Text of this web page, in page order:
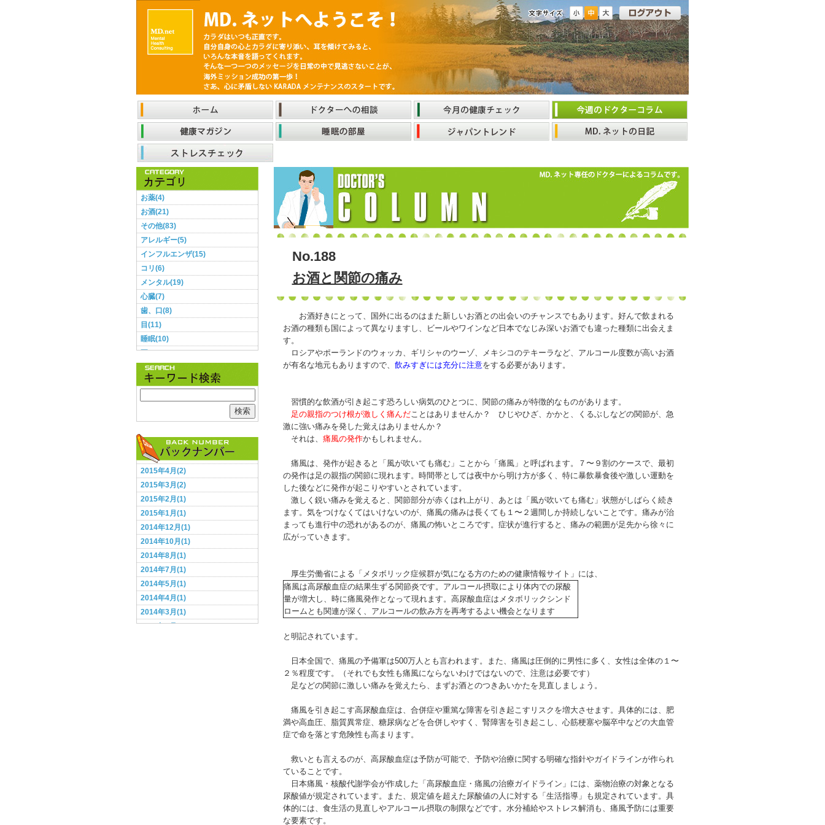
No.188
お酒と関節の痛み
お酒好きにとって、国外に出るのはまた新しいお酒との出会いのチャンスでもあります。好んで飲まれる
お酒の種類も国によって異なりますし、ビールやワインなど日本でなじみ深いお酒でも違った種類に出会えま
す。
ロシアやポーランドのウォッカ、ギリシャのウーゾ、メキシコのテキーラなど、アルコール度数が高いお酒
が有名な地元もありますので、 飲みすぎには充分に注意をする必要があります。
習慣的な飲酒が引き起こす恐ろしい病気のひとつに、関節の痛みが特徴的なものがあります。
足の親指のつけ根が激しく痛んだことはありませんか？ ひじやひざ、かかと、くるぶしなどの関節が、急
激に強い痛みを発した覚えはありませんか？
それは、 痛風の発作かもしれません。
痛風は、発作が起きると「風が吹いても痛む」ことから「痛風」と呼ばれます。７〜９割のケースで、最初
の発作は足の親指の関節に現れます。時間帯としては夜中から明け方が多く、特に暴飲暴食後や激しい運動を
した後などに発作が起こりやすいとされています。
激しく鋭い痛みを覚えると、関節部分が赤くはれ上がり、あとは「風が吹いても痛む」状態がしばらく続き
ます。気をつけなくてはいけないのが、痛風の痛みは長くても１〜２週間しか持続しないことです。痛みが治
まっても進行中の恐れがあるのが、痛風の怖いところです。症状が進行すると、痛みの範囲が足先から徐々に
広がっていきます。
厚生労働省による「メタボリック症候群が気になる方のための健康情報サイト」には、
痛風は高尿酸血症の結果生ずる関節炎です。アルコール摂取により体内での尿酸
量が増大し、時に痛風発作となって現れます。高尿酸血症はメタボリックシンド
ロームとも関連が深く、アルコールの飲み方を再考するよい機会となります
と明記されています。
日本全国で、痛風の予備軍は500万人とも言われます。また、痛風は圧倒的に男性に多く、女性は全体の１〜
２％程度です。（それでも女性も痛風にならないわけではないので、注意は必要です）
足などの関節に激しい痛みを覚えたら、まずお酒とのつきあいかたを見直しましょう。
痛風を引き起こす高尿酸血症は、合併症や重篤な障害を引き起こすリスクを増大させます。具体的には、肥
満や高血圧、脂質異常症、糖尿病などを合併しやすく、腎障害を引き起こし、心筋梗塞や脳卒中などの大血管
症で命を落とす危険性も高まります。
救いとも言えるのが、高尿酸血症は予防が可能で、予防や治療に関する明確な指針やガイドラインが作られ
ていることです。
日本痛風・核酸代謝学会が作成した「高尿酸血症・痛風の治療ガイドライン」には、薬物治療の対象となる
尿酸値が規定されています。また、規定値を超えた尿酸値の人に対する「生活指導」も規定されています。具
体的には、食生活の見直しやアルコール摂取の制限などです。水分補給やストレス解消も、痛風予防には重要
な要素です。
お薬(4)
お酒(21)
その他(83)
アレルギー(5)
インフルエンザ(15)
コリ(6)
メンタル(19)
心臓(7)
歯、口(8)
目(11)
睡眠(10)
耳(3)
肌(9)
肺(2)
脳(12)
腰(5)
血圧(8)
足(5)
頭(13)
食事(28)
鼻(2)
検索
2015年4月(2)
2015年3月(2)
2015年2月(1)
2015年1月(1)
2014年12月(1)
2014年10月(1)
2014年8月(1)
2014年7月(1)
2014年5月(1)
2014年4月(1)
2014年3月(1)
2014年2月(1)